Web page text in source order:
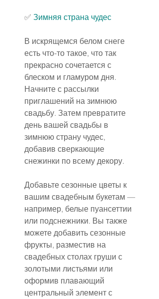
✅ Зимняя страна чудес
В искрящемся белом снеге
есть что-то такое, что так
прекрасно сочетается с
блеском и гламуром дня.
Начните с рассылки
приглашений на зимнюю
свадьбу. Затем превратите
день вашей свадьбы в
зимнюю страну чудес,
добавив сверкающие
снежинки по всему декору.
Добавьте сезонные цветы к
вашим свадебным букетам —
например, белые пуансеттии
или подснежники. Вы также
можете добавить сезонные
фрукты, разместив на
свадебных столах груши с
золотыми листьями или
оформив плавающий
центральный элемент с